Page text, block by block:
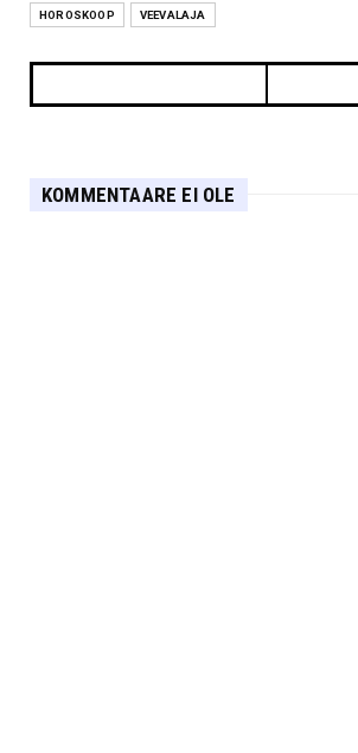
HOROSKOOP VEEVALAJA
KOMMENTAARE EI OLE